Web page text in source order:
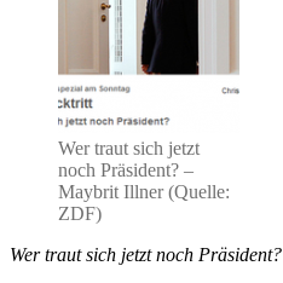
Wer traut sich jetzt
noch Präsident? –
Maybrit Illner (Quelle:
ZDF)
Wer traut sich jetzt noch Präsident?